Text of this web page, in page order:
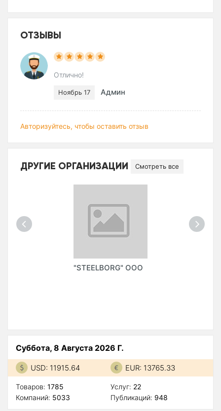
ОТЗЫВЫ
Отлично!
Ноябрь 17 Админ
Авторизуйтесь, чтобы оставить отзыв
ДРУГИЕ ОРГАНИЗАЦИИ Смотреть все
"STEELBORG" ООО
Суббота, 8 Августа 2026 Г.
USD: 11915.64 EUR: 13765.33
Товаров: 1785
Компаний: 5033
Услуг: 22
Публикаций: 948